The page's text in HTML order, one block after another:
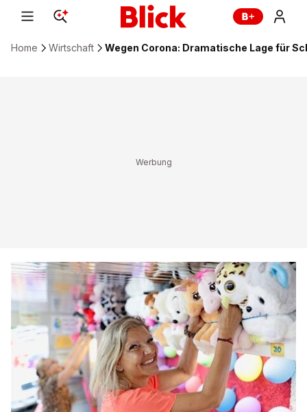
Home Wirtschaft Wegen Corona: Dramatische Lage für